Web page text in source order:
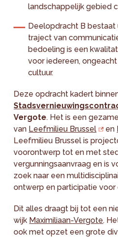
landschappelijk gebied
Deelopdracht B
traject van
bedoeling is een
voor iedereen,
cultuur.
Deze opdracht kadert
Vergote. Het is een
van Leefmilieu Brussel en
Leefmilieu Brussel is
voorontwerp tot en met
vergunningsaanvraag en is
zoek naar een
ontwerp en participatie
Dit alles draagt bij tot een
wijk Maximiliaan-Vergote.
ook met opzet een grote